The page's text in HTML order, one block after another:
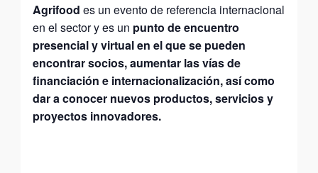
Agrifood es un evento de referencia internacional
en el sector y es un punto de encuentro
presencial y virtual en el que se pueden
encontrar socios, aumentar las vías de
financiación e internacionalización, así como
dar a conocer nuevos productos, servicios y
proyectos innovadores.